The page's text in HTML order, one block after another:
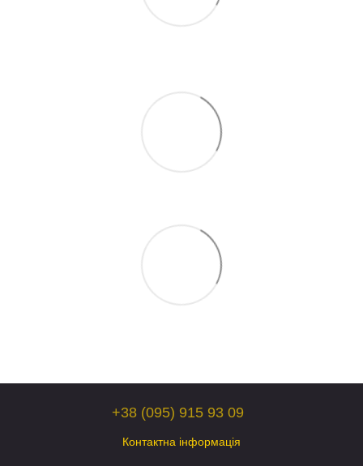
+38 (095) 915 93 09
Контактна інформація